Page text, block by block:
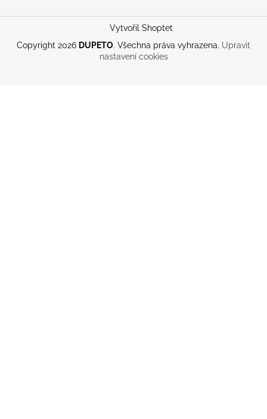
Vytvořil Shoptet
Copyright 2026 DUPETO. Všechna práva vyhrazena. Upravit
nastavení cookies